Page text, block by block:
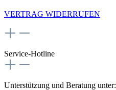
VERTRAG WIDERRUFEN
Service-Hotline
Unterstützung und Beratung unter: